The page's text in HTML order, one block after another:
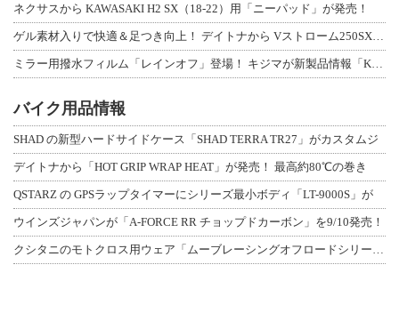
ネクサスから KAWASAKI H2 SX（18-22）用「ニーパッド」が発売！
バイク用品情報
SHAD の新型ハードサイドケース「SHAD TERRA TR27」がカスタムジ
デイトナから「HOT GRIP WRAP HEAT」が発売！ 最高約80℃の巻き
QSTARZ の GPSラップタイマーにシリーズ最小ボディ「LT-9000S」が
ウインズジャパンが「A-FORCE RR チョップドカーボン」を9/10発売！